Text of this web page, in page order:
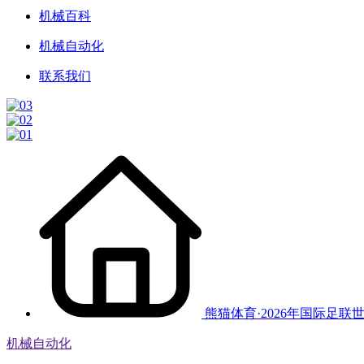
机械百科
机械自动化
联系我们
熊猫体育·2026年国际足联
机械自动化